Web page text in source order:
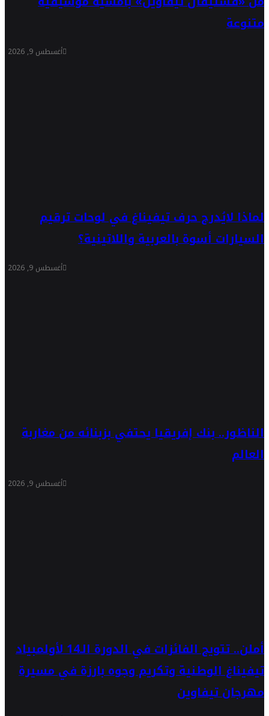
متنوعة
أغسطس 9, 2026
لماذا لايُدرج حرف تيفيناغ في لوحات ترقيم
السيارات أسوة بالعربية واللاتينية؟
أغسطس 9, 2026
الناظور.. بنك إفريقيا يحتفي بزبنائه من مغاربة
العالم
أغسطس 9, 2026
أملن.. تتويج الفائزات في الدورة الـ14 لأولمبياد
تيفيناغ الوطنية وتكريم وجوه بارزة في مسيرة
مهرجان تيفاوين